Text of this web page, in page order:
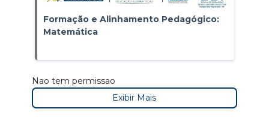
Formação e Alinhamento Pedagógico:
Matemática
Nao tem permissao
Exibir Mais